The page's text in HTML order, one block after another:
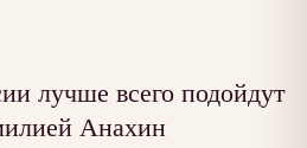
лучше всего подойдут
Анахин